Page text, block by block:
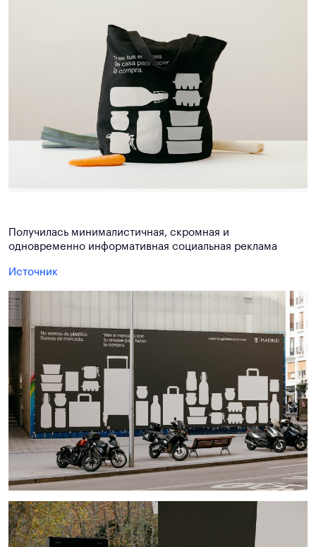
Получилась минималистичная, скромная и
одновременно информативная социальная реклама
Источник